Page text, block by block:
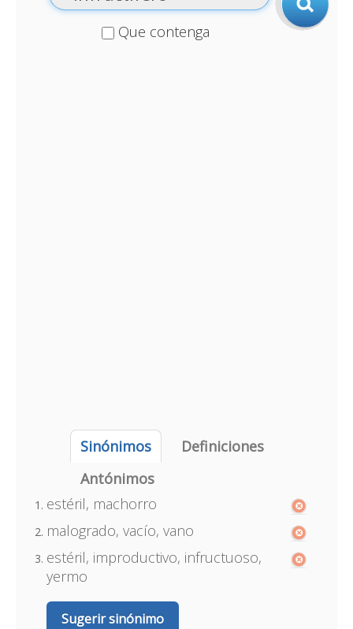
Que contenga
Sinónimos
Definiciones
Antónimos
estéril, machorro
malogrado, vacío, vano
estéril, improductivo, infructuoso,
yermo
Sugerir sinónimo